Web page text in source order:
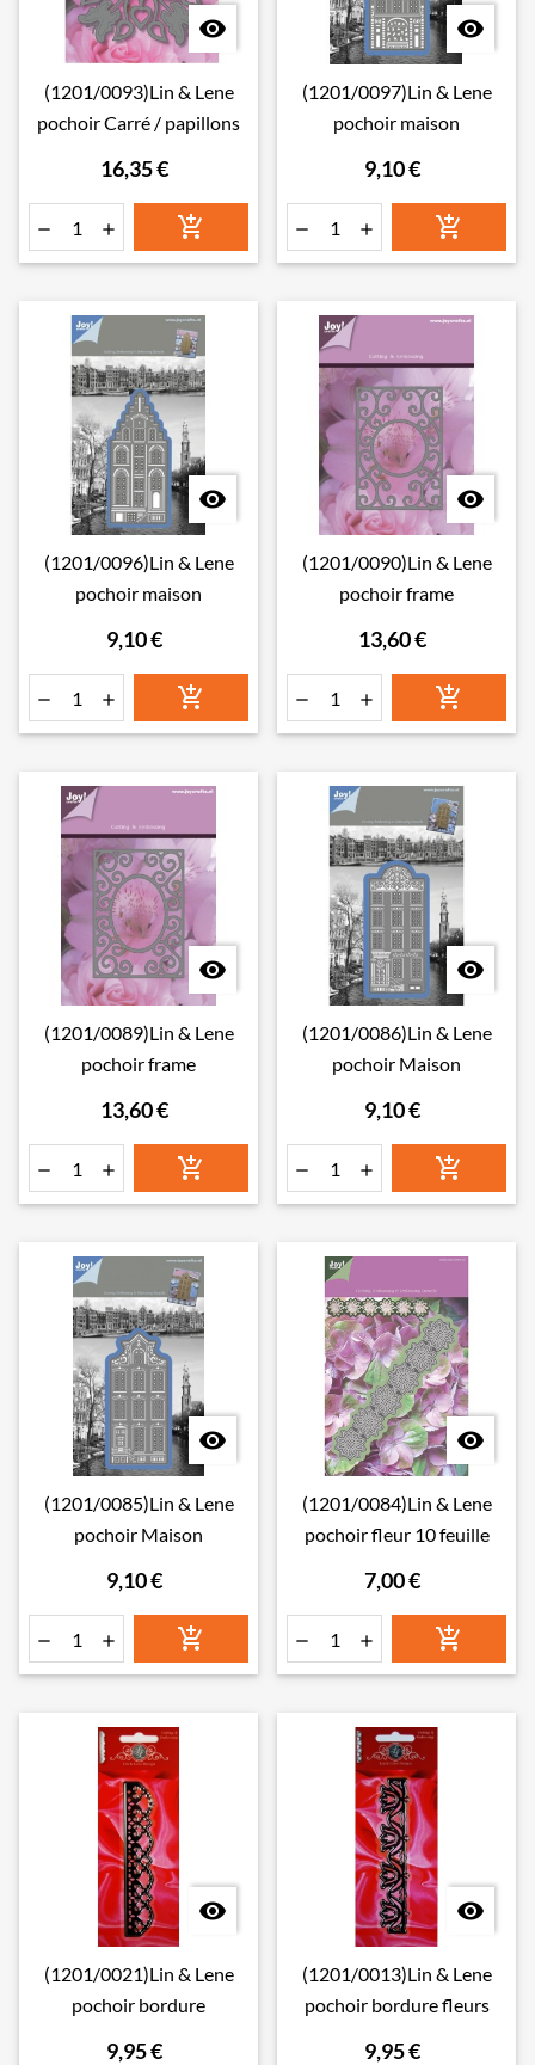

(1201/0093)Lin & Lene
pochoir Carré / papillons
16,35 €
  

(1201/0097)Lin & Lene
pochoir maison
9,10 €
  

(1201/0096)Lin & Lene
pochoir maison
9,10 €
  

(1201/0090)Lin & Lene
pochoir frame
13,60 €
  

(1201/0089)Lin & Lene
pochoir frame
13,60 €
  

(1201/0086)Lin & Lene
pochoir Maison
9,10 €
  

(1201/0085)Lin & Lene
pochoir Maison
9,10 €
  

(1201/0084)Lin & Lene
pochoir fleur 10 feuille
7,00 €
  

(1201/0021)Lin & Lene
pochoir bordure
9,95 €

(1201/0013)Lin & Lene
pochoir bordure fleurs
9,95 €